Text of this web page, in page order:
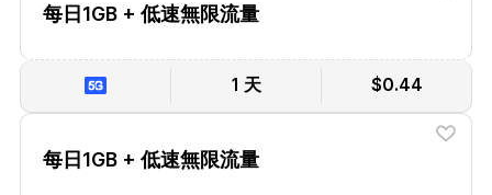
每日1GB + 低速無限流量
1 天 $0.44
每日1GB + 低速無限流量